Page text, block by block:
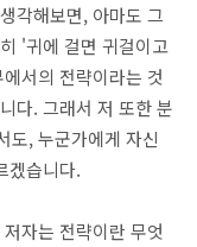
각해보면, 아마도 그
'귀에 걸면 귀걸이고
서의 전략이라는 것
다. 그래서 저 또한 분
도, 누군가에게 자신
겠습니다.
자는 전략이란 무엇